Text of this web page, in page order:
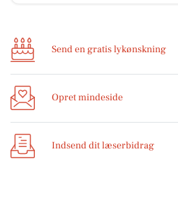
Send en gratis lykønskning
Opret mindeside
Indsend dit læserbidrag